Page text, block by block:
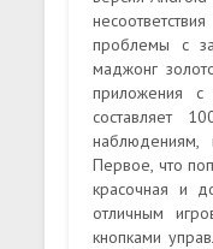
проблемы с
маджонг
приложения с
составляет
наблюдениям,
Первое, что
красочная и
отличным
кнопками